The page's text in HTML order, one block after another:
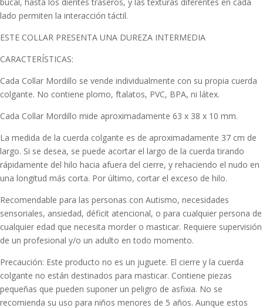
lado permiten la interacción táctil.
ESTE COLLAR PRESENTA UNA DUREZA INTERMEDIA
CARACTERÍSTICAS:
Cada Collar Mordillo se vende individualmente con su propia cuerda
colgante. No contiene plomo, ftalatos, PVC, BPA, ni látex.
Cada Collar Mordillo mide aproximadamente 63 x 38 x 10 mm.
La medida de la cuerda colgante es de aproximadamente 37 cm de
largo. Si se desea, se puede acortar el largo de la cuerda tirando
rápidamente del hilo hacia afuera del cierre, y rehaciendo el nudo en
una longitud más corta. Por último, cortar el exceso de hilo.
Recomendable para las personas con Autismo, necesidades
sensoriales, ansiedad, déficit atencional, o para cualquier persona de
cualquier edad que necesita morder o masticar. Requiere supervisión
de un profesional y/o un adulto en todo momento.
Precaución: Este producto no es un juguete. El cierre y la cuerda
colgante no están destinados para masticar. Contiene piezas
pequeñas que pueden suponer un peligro de asfixia. No se
recomienda su uso para niños menores de 5 años. Aunque estos